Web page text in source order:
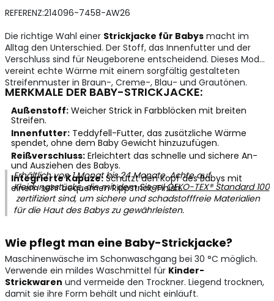
REFERENZ:214096-7458-AW26
Die richtige Wahl einer Strickjacke für Babysmacht im
Alltag den Unterschied. Der Stoff, das Innenfutter und der
Verschluss sind für Neugeborene entscheidend. Dieses Modell
vereint echte Wärme mit einem sorgfältig gestalteten
Streifenmuster in Braun-, Creme-, Blau- und Grautönen.
MERKMALE DER BABY-STRICKJACKE:
Außenstoff:Weicher Strick in Farbblöcken mit breiten
Streifen.
Innenfutter:Teddyfell-Futter, das zusätzliche Wärme
spendet, ohne dem Baby Gewicht hinzuzufügen.
Reißverschluss:Erleichtert das schnelle und sichere An-
und Ausziehen des Babys.
Integrierte Kapuze:Schützt den Kopf des Babys mit
einem sehr bequemen Rippstrick-Finish.
Erhältlich von 1 Monat bis 24 Monate. Achte auf
Kleidungsstücke, die mit dem SiegelOEKO-TEX® Standard 100
zertifiziert sind, um sichere und schadstofffreie Materialien
für die Haut des Babys zu gewährleisten.
Wie pflegt man eine Baby-Strickjacke?
Maschinenwäsche im Schonwaschgang bei 30 °C möglich.
Verwende ein mildes Waschmittel für Kinder-
Strickwaren und vermeide den Trockner. Liegend trocknen,
damit sie ihre Form behält und nicht einläuft.